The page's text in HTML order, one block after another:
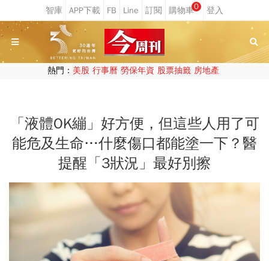
0
熱門： 美股 行事曆 勞保年資 股票抽籤 房地產
「液體OK繃」好方便，但這些人用了可
能危及生命…什麼傷口都能塗一下？醫
提醒「3狀況」最好別擦